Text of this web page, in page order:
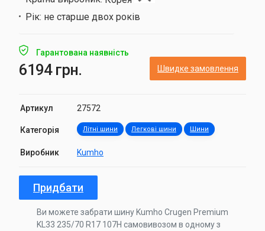
Рік: не старше двох років
Гарантована наявність
6194 грн. Швидке замовлення
Артикул 27572
Категорія Літні шини Легкові шини Шини
Виробник Kumho
Придбати
Ви можете забрати шину Kumho Crugen Premium
KL33 235/70 R17 107H самовивозом в одному з